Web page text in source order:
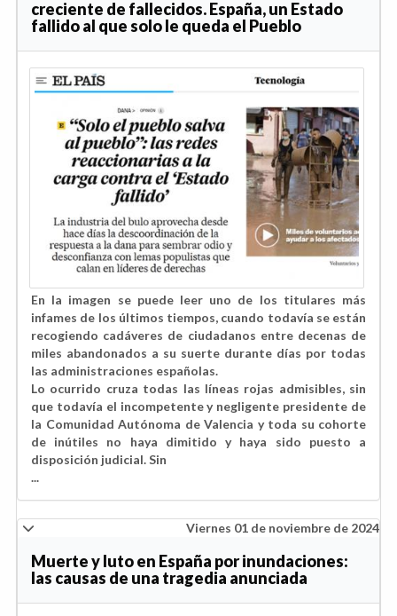
creciente de fallecidos. España, un Estado
fallido al que solo le queda el Pueblo
En la imagen se puede leer uno de los titulares más
infames de los últimos tiempos, cuando todavía se están
recogiendo cadáveres de ciudadanos entre decenas de
miles abandonados a su suerte durante días por todas
las administraciones españolas.
Lo ocurrido cruza todas las líneas rojas admisibles, sin
que todavía el incompetente y negligente presidente de
la Comunidad Autónoma de Valencia y toda su cohorte
de inútiles no haya dimitido y haya sido puesto a
disposición judicial. Sin
...
Viernes 01 de noviembre de 2024
Muerte y luto en España por inundaciones:
las causas de una tragedia anunciada